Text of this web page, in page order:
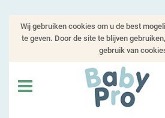
Wij gebruiken cookies om u de best
te geven. Door de site te blijven
gebruik van